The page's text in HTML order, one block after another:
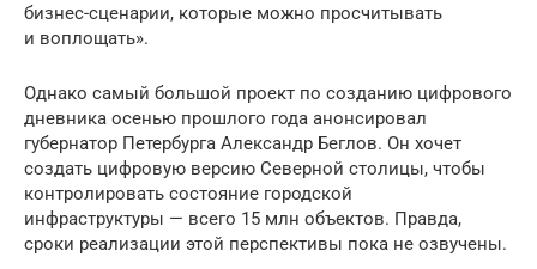
бизнес-сценарии, которые можно просчитывать
и воплощать».
Однако самый большой проект по созданию цифрового
дневника осенью прошлого года анонсировал
губернатор Петербурга Александр Беглов. Он хочет
создать цифровую версию Северной столицы, чтобы
контролировать состояние городской
инфраструктуры — всего 15 млн объектов. Правда,
сроки реализации этой перспективы пока не озвучены.